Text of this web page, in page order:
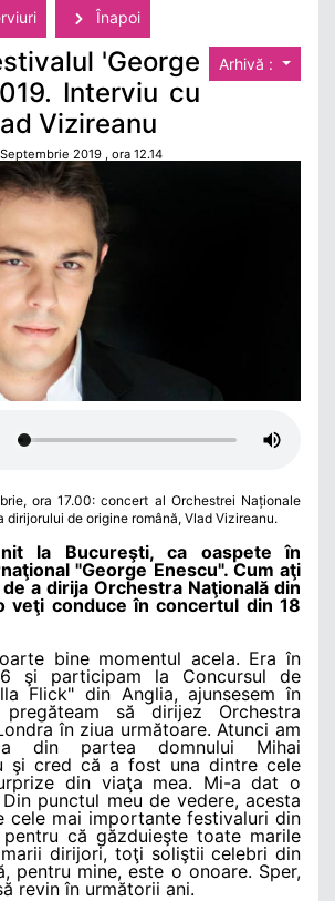
Înapoi
Arhivă :
'George
Interviu cu
Vizireanu
2019 , ora 12.14
ora 17.00: concert al Orchestrei Naționale
dirijorului de origine română, Vlad Vizireanu.
la Bucureşti, ca oaspete în
"George Enescu". Cum aţi
a dirija Orchestra Naţională din
veţi conduce în concertul din 18
bine momentul acela. Era în
şi participam la Concursul de
Flick" din Anglia, ajunsesem în
să dirijez Orchestra
în ziua următoare. Atunci am
din partea domnului Mihai
şi cred că a fost una dintre cele
din viaţa mea. Mi-a dat o
punctul meu de vedere, acesta
cele mai importante festivaluri din
că găzduieşte toate marile
dirijori, toţi soliştii celebri din
pentru mine, este o onoare. Sper,
revin în următorii ani.